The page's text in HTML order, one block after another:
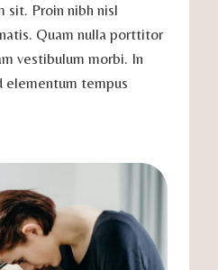
sit. Proin nibh nisl
Quam nulla porttitor
vestibulum morbi. In
elementum tempus